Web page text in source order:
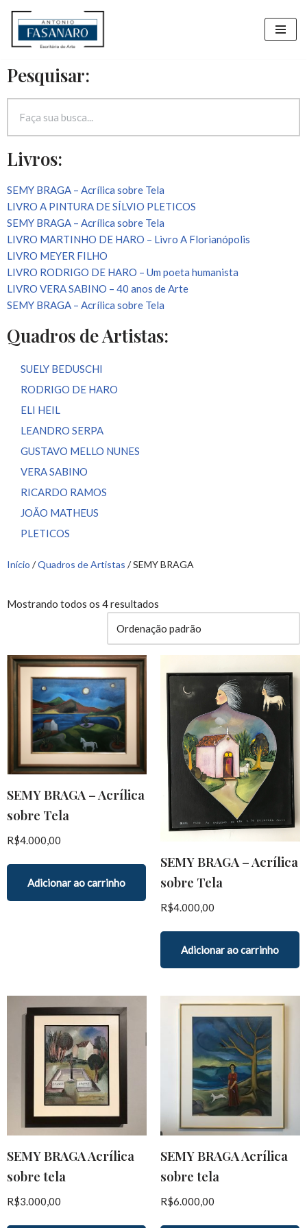
Pular
o
conteúdo
Pesquisar:
Livros:
SEMY BRAGA – Acrílica sobre Tela
LIVRO A PINTURA DE SÍLVIO PLETICOS
SEMY BRAGA – Acrílica sobre Tela
LIVRO MARTINHO DE HARO – Livro A Florianópolis
LIVRO MEYER FILHO
LIVRO RODRIGO DE HARO – Um poeta humanista
LIVRO VERA SABINO – 40 anos de Arte
SEMY BRAGA – Acrílica sobre Tela
Quadros de Artistas:
SUELY BEDUSCHI
RODRIGO DE HARO
ELI HEIL
LEANDRO SERPA
GUSTAVO MELLO NUNES
VERA SABINO
RICARDO RAMOS
JOÃO MATHEUS
PLETICOS
Início /Quadros de Artistas / SEMY BRAGA
Mostrando todos os 4 resultados
SEMY BRAGA – Acrílica
sobre Tela
R$4.000,00
Adicionar ao carrinho
SEMY BRAGA – Acrílica
sobre Tela
R$4.000,00
Adicionar ao carrinho
SEMY BRAGA Acrílica
sobre tela
R$3.000,00
SEMY BRAGA Acrílica
sobre tela
R$6.000,00